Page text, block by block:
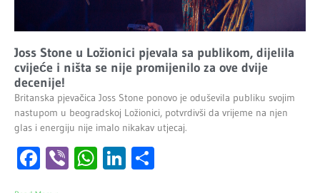
Joss Stone u Ložionici pjevala sa publikom, dijelila
cvijeće i ništa se nije promijenilo za ove dvije
decenije!
Britanska pjevačica Joss Stone ponovo je oduševila publiku svojim
nastupom u beogradskoj Ložionici, potvrdivši da vrijeme na njen
glas i energiju nije imalo nikakav utjecaj.
Facebook
ViberWhatsApp
LinkedIn